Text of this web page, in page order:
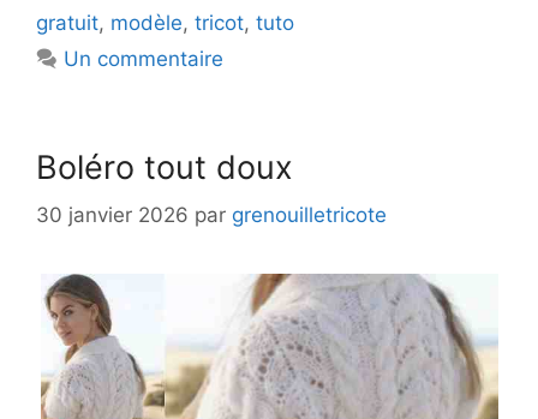
gratuit, modèle, tricot, tuto
Un commentaire
Boléro tout doux
30 janvier 2026 par grenouilletricote